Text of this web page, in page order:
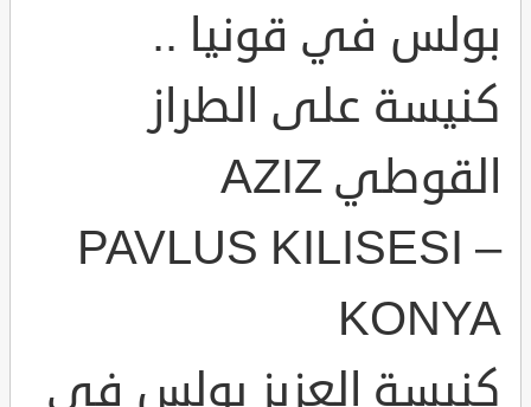
بولس في قونيا ..
كنيسة على الطراز
القوطي AZIZ
PAVLUS KILISESI –
KONYA
كنيسة العزيز بولس في